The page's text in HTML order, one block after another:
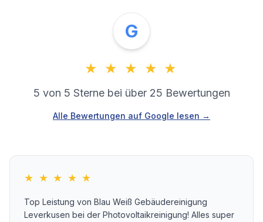
G
★ ★ ★ ★ ★
5 von 5 Sterne bei über 25 Bewertungen
Alle Bewertungen auf Google lesen →
★ ★ ★ ★ ★
Top Leistung von Blau Weiß Gebäudereinigung
Leverkusen bei der Photovoltaikreinigung! Alles super